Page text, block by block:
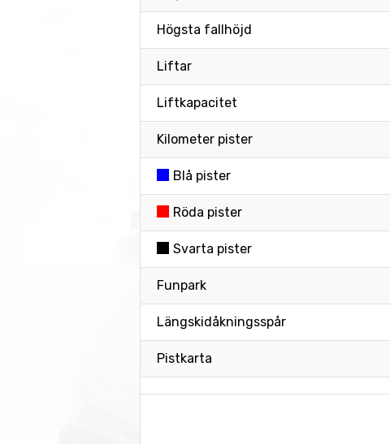
Högsta fallhöjd
Liftar
Liftkapacitet
Kilometer pister
Blå pister
Röda pister
Svarta pister
Funpark
Längskidåkningsspår
Pistkarta